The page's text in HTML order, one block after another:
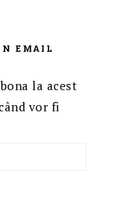
EMAIL
la acest
vor fi